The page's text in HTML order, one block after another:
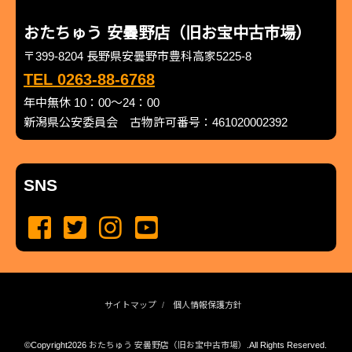
おたちゅう 安曇野店（旧お宝中古市場）
〒399-8204 長野県安曇野市豊科高家5225-8
TEL 0263-88-6768
年中無休 10：00～24：00
新潟県公安委員会 古物許可番号：461020002392
SNS
サイトマップ 個人情報保護方針
©Copyright2026 おたちゅう 安曇野店（旧お宝中古市場） .All Rights Reserved.